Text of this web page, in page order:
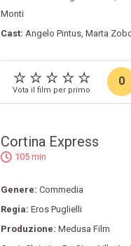
Monti
Cast: Angelo Pintus, Marta
Vota il film per primo
0
Cortina Express
105 min
Genere: Commedia
Regia: Eros Puglielli
Produzione: Medusa Film